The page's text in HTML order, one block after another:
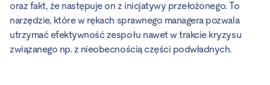
oraz fakt, że następuje on z inicjatywy przełożonego. To
narzędzie, które w rękach sprawnego managera pozwala
utrzymać efektywność zespołu nawet w trakcie kryzysu
związanego np. z nieobecnością części podwładnych.